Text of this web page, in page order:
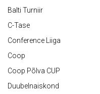
Balti Turniir
C-Tase
Conference Liiga
Coop
Coop Põlva CUP
Duubelnaiskond